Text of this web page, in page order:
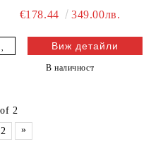
€178.44
349.00лв.
Виж детайли
В наличност
2
2 »